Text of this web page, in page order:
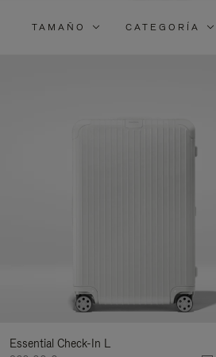
TAMAÑO CATEGORÍA
Essential Check-In L